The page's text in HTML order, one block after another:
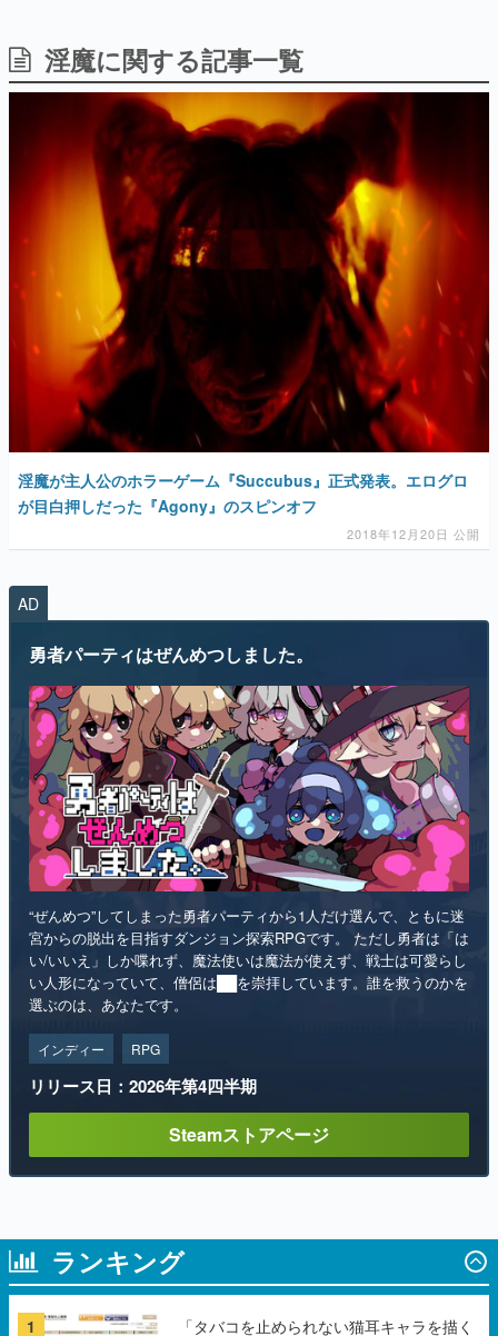
日本のモバイルゲーム史における主要なトピック・タイト
ルを網羅するほか、開発者へのインタビューや識者による
解説を掲載。約20年の歴史が一望できる決定版！
若ゲのいたり〜ゲームクリエイターの青春〜
『うつヌケ』『ペンと箸』等で知られるマンガ家・田中圭
一先生によるゲーム業界レポートマンガです。
なんでゲームは面白い？
ゲーム開発者・hamatsu氏がゲームの魅力を画面や操作の
具体的な形から解き明かしていく、硬派で骨太な評論連載
です。
「経験値」「裏技」「ラスボス」… ゲームにまつわる言葉
の起源や用法の変遷を、コンピューター文化史研究家・タ
イニーP氏が徹底調査。
カテゴリ
特集記事
マンガ
その他
電ファミニコゲーマーとは？
運営：株式会社マレ
淫魔が主人公のホラーゲーム『Succubus』正式発表。エログロ
が目白押しだった『Agony』のスピンオフ
2018年12月20日 公開
AD
“ぜんめつ”してしまった勇者パーティから1人だけ選んで、ともに迷
宮からの脱出を目指すダンジョン探索RPGです。 ただし勇者は「は
い/いいえ」しか喋れず、魔法使いは魔法が使えず、戦士は可愛らし
選ぶのは、あなたです。
インディー RPG
リリース日：2026年第4四半期
ランキング
1
「タバコを止められない猫耳キャラを描く
深夜枠アニメ」に視聴者の一部から批判意
見。違法薬物の使用と思しき描写も含め
て、BPOが議論を交わす